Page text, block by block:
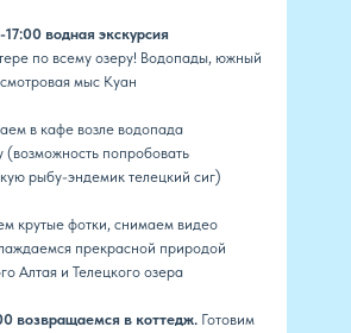
водная экскурсия
по всему озеру! Водопады, южный
мыс Куан
в кафе возле водопада
(возможность попробовать
рыбу-эндемик телецкий сиг)
крутые фотки, снимаем видео
прекрасной природой
Алтая и Телецкого озера
возвращаемся в коттедж. Готовим